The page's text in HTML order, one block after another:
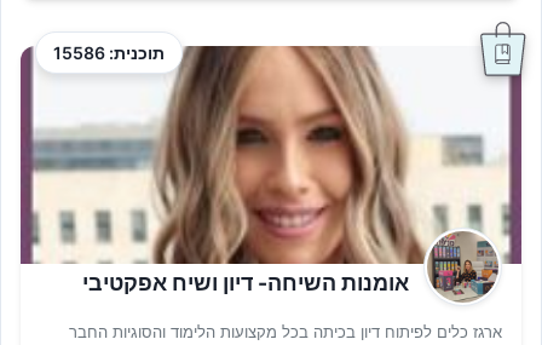
תוכנית: 15586
אומנות השיחה- דיון ושיח אפקטיבי
ארגז כלים לפיתוח דיון בכיתה בכל מקצועות הלימוד והסוגיות החבר